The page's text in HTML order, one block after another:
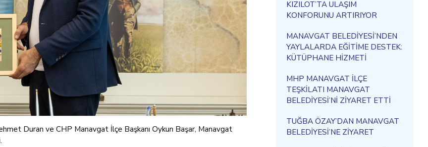
Duran ve CHP Manavgat İlçe Başkanı Oykun Başar, Manavgat
KIZILOT’TA ULAŞIM
KONFORUNU ARTIRIYOR
MANAVGAT BELEDİYESİ’NDEN
YAYLALARDA EĞİTİME DESTEK:
KÜTÜPHANE HİZMETİ
MHP MANAVGAT İLÇE
TEŞKİLATI MANAVGAT
BELEDİYESİ’Nİ ZİYARET ETTİ
TUĞBA ÖZAY’DAN MANAVGAT
BELEDİYESİ’NE ZİYARET